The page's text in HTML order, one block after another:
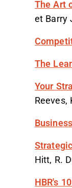
The Art
et Barry
The
Your
Hitt, R.
HBR's